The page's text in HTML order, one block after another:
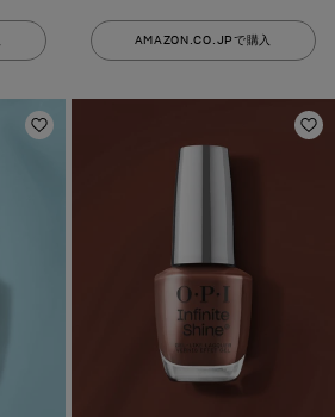
AMAZON.CO.JPで購入
ほしいものリストに追加 ほ